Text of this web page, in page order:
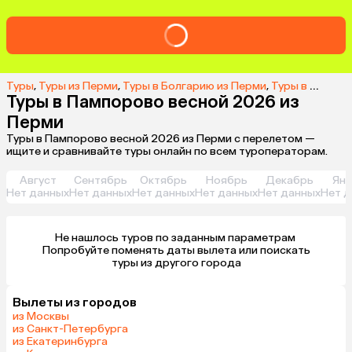
Туры, Туры из Перми, Туры в Болгарию из Перми, Туры в Пампорово из Перми
Туры в Пампорово весной 2026 из
Перми
Туры в Пампорово весной 2026 из Перми с перелетом —
ищите и сравнивайте туры онлайн по всем туроператорам.
Август
Нет данных
Сентябрь
Нет данных
Октябрь
Нет данных
Ноябрь
Нет данных
Декабрь
Нет данныхНет
Не нашлось туров по заданным параметрам
туры из другого города
Вылеты из городов
из Москвы
из Санкт-Петербурга
из Екатеринбурга